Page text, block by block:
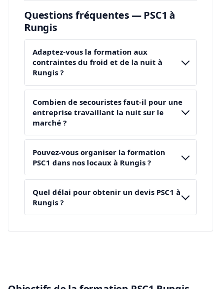
Questions fréquentes — PSC1 à
Rungis
Adaptez-vous la formation aux
contraintes du froid et de la nuit à
Rungis ?
Combien de secouristes faut-il pour une
entreprise travaillant la nuit sur le
marché ?
Pouvez-vous organiser la formation
PSC1 dans nos locaux à Rungis ?
Quel délai pour obtenir un devis PSC1 à
Rungis ?